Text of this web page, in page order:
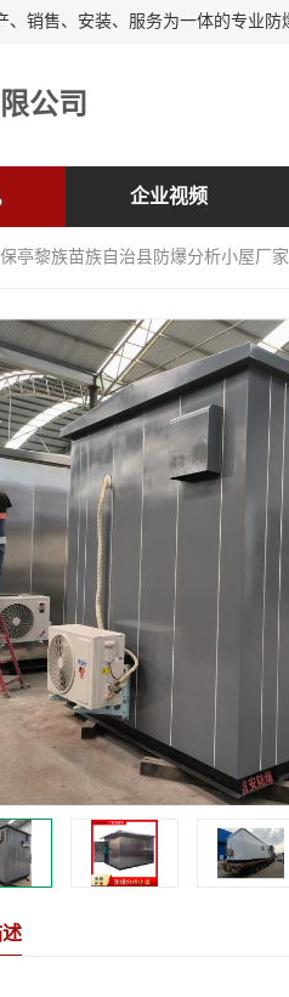
公司
企业视频
亭黎族苗族自治县防爆分析小屋厂家